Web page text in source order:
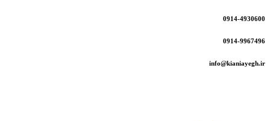
0914-4930600
0914-9967496
info@kianiayegh.ir